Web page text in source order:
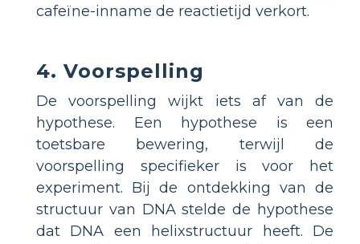
cafeïne-inname de reactietijd verkort.
4. Voorspelling
De voorspelling wijkt iets af van de
hypothese. Een hypothese is een
toetsbare bewering, terwijl de
voorspelling specifieker is voor het
experiment. Bij de ontdekking van de
structuur van DNA stelde de hypothese
dat DNA een helixstructuur heeft. De